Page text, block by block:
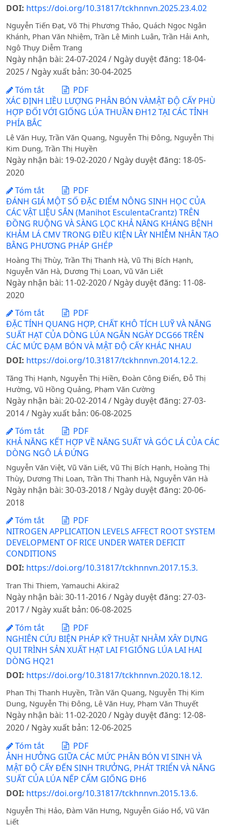
DOI: https://doi.org/10.31817/tckhnnvn.2025.23.4.02
Nguyễn Tiến Đạt, Võ Thị Phương Thảo, Quách Ngọc Ngân
Khánh, Phan Văn Nhiệm, Trần Lê Minh Luân, Trần Hải Anh,
Ngô Thụy Diễm Trang
Ngày nhận bài: 24-07-2024 / Ngày duyệt đăng: 18-04-
2025 / Ngày xuất bản: 30-04-2025
Tóm tắt
PDF
XÁC ĐỊNH LIỀU LƯỢNG PHÂN BÓN VÀMẬT ĐỘ CẤY PHÙ
HỢP ĐỐI VỚI GIỐNG LÚA THUẦN ĐH12 TẠI CÁC TỈNH
PHÍA BẮC
Lê Văn Huy, Trần Văn Quang, Nguyễn Thị Đông, Nguyễn Thị
Kim Dung, Trần Thị Huyền
Ngày nhận bài: 19-02-2020 / Ngày duyệt đăng: 18-05-
2020
Tóm tắt
PDF
ĐÁNH GIÁ MỘT SỐ ĐẶC ĐIỂM NÔNG SINH HỌC CỦA
CÁC VẬT LIỆU SẮN (Manihot EsculentaCrantz) TRÊN
ĐỒNG RUỘNG VÀ SÀNG LỌC KHẢ NĂNG KHÁNG BỆNH
KHẢM LÁ CMV TRONG ĐIỀU KIỆN LÂY NHIỄM NHÂN TẠO
BẰNG PHƯƠNG PHÁP GHÉP
Hoàng Thị Thùy, Trần Thị Thanh Hà, Vũ Thị Bích Hạnh,
Nguyễn Văn Hà, Dương Thị Loan, Vũ Văn Liết
Ngày nhận bài: 11-02-2020 / Ngày duyệt đăng: 11-08-
2020
Tóm tắt
PDF
ĐẶC TÍNH QUANG HỢP, CHẤT KHÔ TÍCH LUỸ VÀ NĂNG
SUẤT HẠT CỦA DÒNG LÚA NGẮN NGÀY DCG66 TRÊN
CÁC MỨC ĐẠM BÓN VÀ MẬT ĐỘ CẤY KHÁC NHAU
DOI: https://doi.org/10.31817/tckhnnvn.2014.12.2.
Tăng Thị Hạnh, Nguyễn Thị Hiền, Đoàn Công Điển, Đỗ Thị
Hường, Vũ Hồng Quảng, Phạm Văn Cường
Ngày nhận bài: 20-02-2014 / Ngày duyệt đăng: 27-03-
2014 / Ngày xuất bản: 06-08-2025
Tóm tắt
PDF
KHẢ NĂNG KẾT HỢP VỀ NĂNG SUẤT VÀ GÓC LÁ CỦA CÁC
DÒNG NGÔ LÁ ĐỨNG
Nguyễn Văn Việt, Vũ Văn Liết, Vũ Thị Bích Hạnh, Hoàng Thị
Thùy, Dương Thị Loan, Trần Thị Thanh Hà, Nguyễn Văn Hà
Ngày nhận bài: 30-03-2018 / Ngày duyệt đăng: 20-06-
2018
Tóm tắt
PDF
NITROGEN APPLICATION LEVELS AFFECT ROOT SYSTEM
DEVELOPMENT OF RICE UNDER WATER DEFICIT
CONDITIONS
DOI: https://doi.org/10.31817/tckhnnvn.2017.15.3.
Tran Thi Thiem, Yamauchi Akira2
Ngày nhận bài: 30-11-2016 / Ngày duyệt đăng: 27-03-
2017 / Ngày xuất bản: 06-08-2025
Tóm tắt
PDF
NGHIÊN CỨU BIỆN PHÁP KỸ THUẬT NHẰM XÂY DỰNG
QUI TRÌNH SẢN XUẤT HẠT LAI F1GIỐNG LÚA LAI HAI
DÒNG HQ21
DOI: https://doi.org/10.31817/tckhnnvn.2020.18.12.
Phan Thị Thanh Huyền, Trần Văn Quang, Nguyễn Thị Kim
Dung, Nguyễn Thị Đông, Lê Văn Huy, Phạm Văn Thuyết
Ngày nhận bài: 11-02-2020 / Ngày duyệt đăng: 12-08-
2020 / Ngày xuất bản: 12-06-2025
Tóm tắt
PDF
ẢNH HƯỞNG GIỮA CÁC MỨC PHÂN BÓN VI SINH VÀ
MẬT ĐỘ CẤY ĐẾN SINH TRƯỞNG, PHÁT TRIỂN VÀ NĂNG
SUẤT CỦA LÚA NẾP CẨM GIỐNG ĐH6
DOI: https://doi.org/10.31817/tckhnnvn.2015.13.6.
Nguyễn Thị Hảo, Đàm Văn Hưng, Nguyễn Giáo Hổ, Vũ Văn
Liết